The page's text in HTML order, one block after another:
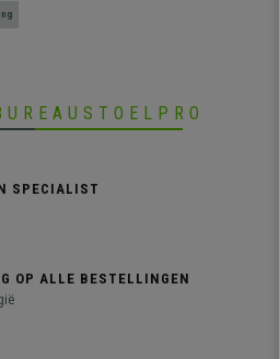
SPECIALIST
OP ALLE BESTELLINGEN